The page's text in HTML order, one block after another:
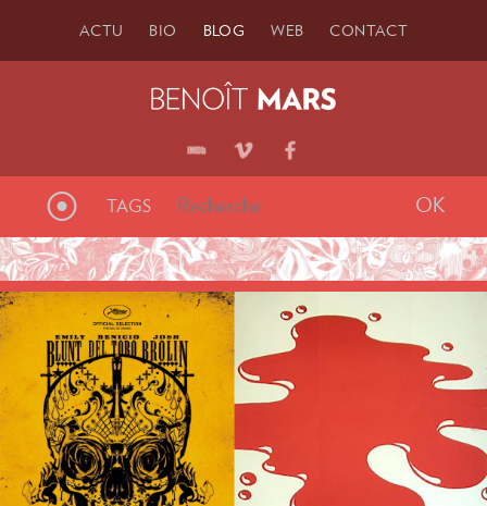
ACTU BIO BLOG WEB CONTACT
⦿ TAGS
Articles étiquetés « nada »